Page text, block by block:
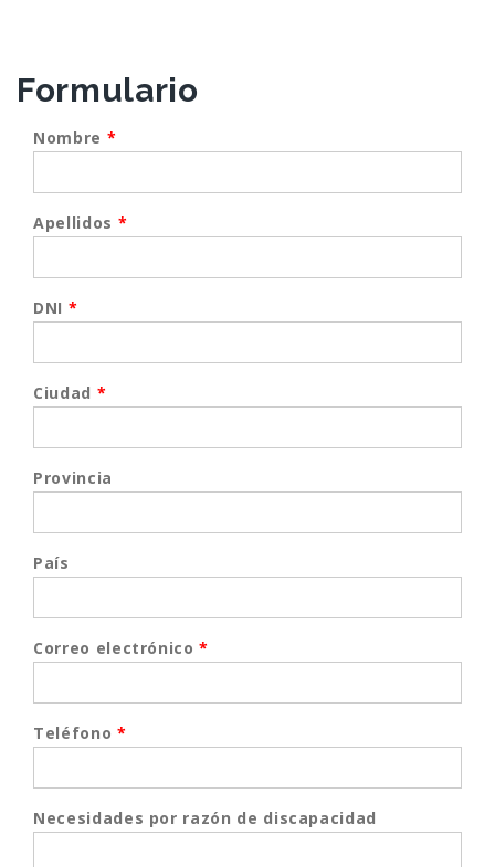
Formulario
Nombre *
Apellidos *
DNI *
Ciudad *
Provincia
País
Correo electrónico*
Teléfono *
Necesidades por razón de discapacidad